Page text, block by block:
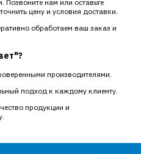
Позвоните нам или оставьте
цену и условия доставки.
обработаем ваш заказ и
производителями.
подход к каждому клиенту.
продукции и